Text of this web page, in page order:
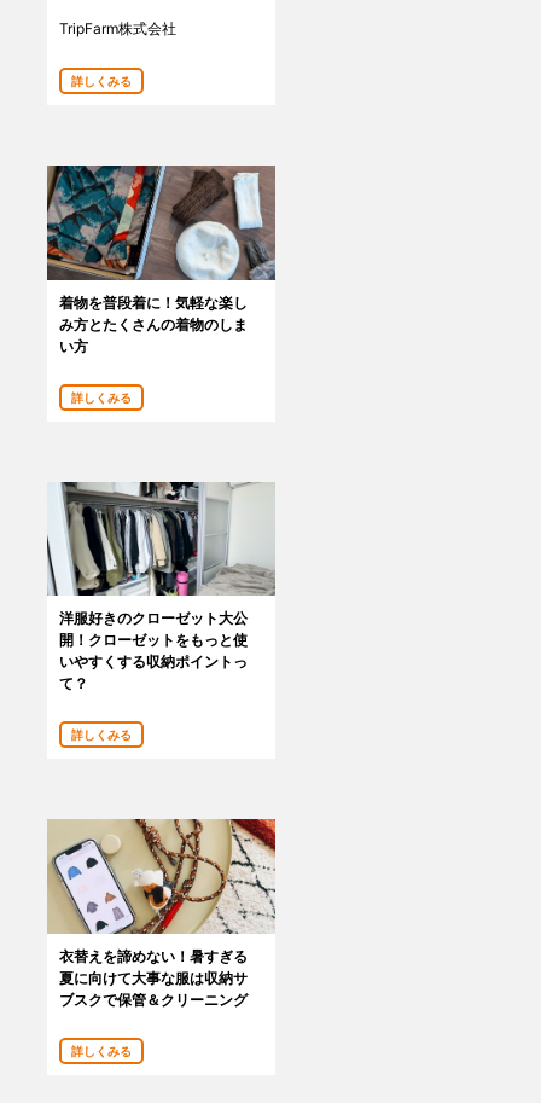
TripFarm株式会社
詳しくみる
着物を普段着に！気軽な楽し
み方とたくさんの着物のしま
い方
詳しくみる
洋服好きのクローゼット大公
開！クローゼットをもっと使
いやすくする収納ポイントっ
て？
詳しくみる
衣替えを諦めない！暑すぎる
夏に向けて大事な服は収納サ
ブスクで保管＆クリーニング
詳しくみる